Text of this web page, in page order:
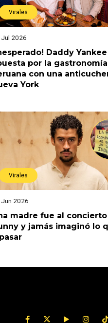
Virales
2026
Daddy Yankee
por la gastronomía
con una
York
Virales
Jun 2026
madre fue al
y jamás imaginó lo